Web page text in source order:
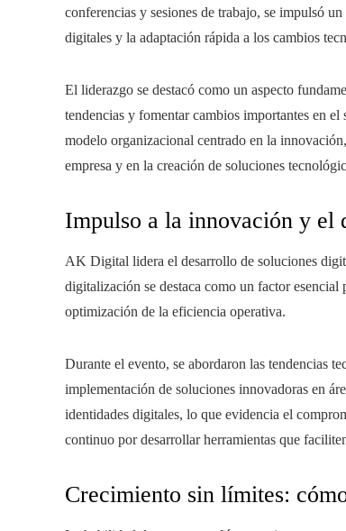
conferencias y sesiones de trabajo, se impulsó
digitales y la adaptación rápida a los cambios
El liderazgo se destacó como un aspecto
tendencias y fomentar cambios importantes en
modelo organizacional centrado en la
empresa y en la creación de soluciones
Impulso a la innovación y el
AK Digital lidera el desarrollo de soluciones
digitalización se destaca como un factor esencial
optimización de la eficiencia operativa.
Durante el evento, se abordaron las tendencias
implementación de soluciones innovadoras en
identidades digitales, lo que evidencia el
continuo por desarrollar herramientas que
Crecimiento sin límites: